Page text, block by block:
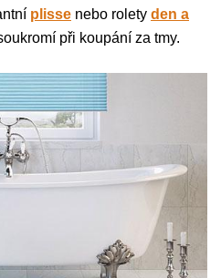
plisse nebo rolety den a
při koupání za tmy.